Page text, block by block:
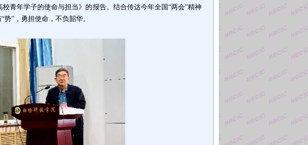
青年学子的使命与担当》的报告。 结合传达今年全国 “两会”精神
“势”，勇担使命 ，不负韶华。